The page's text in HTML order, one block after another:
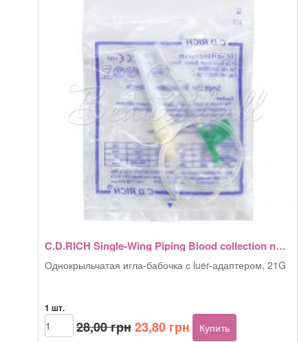
C.D.RICH Single-Wing Piping Blood collection needle, 21G
Однокрыльчатая игла-бабочка с luer-адаптером, 21G
1 шт.
28,00грнПервоначальная
23,80 грнТекущая
Количество
товара
Купить